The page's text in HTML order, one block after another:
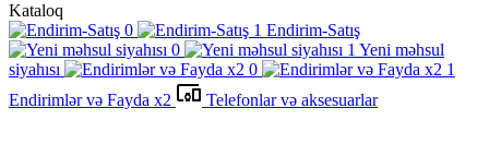
Kataloq
Endirim-Satış
Yeni məhsul
siyahısı
Endirimlər və Fayda x2
Telefonlar və aksesuarlar